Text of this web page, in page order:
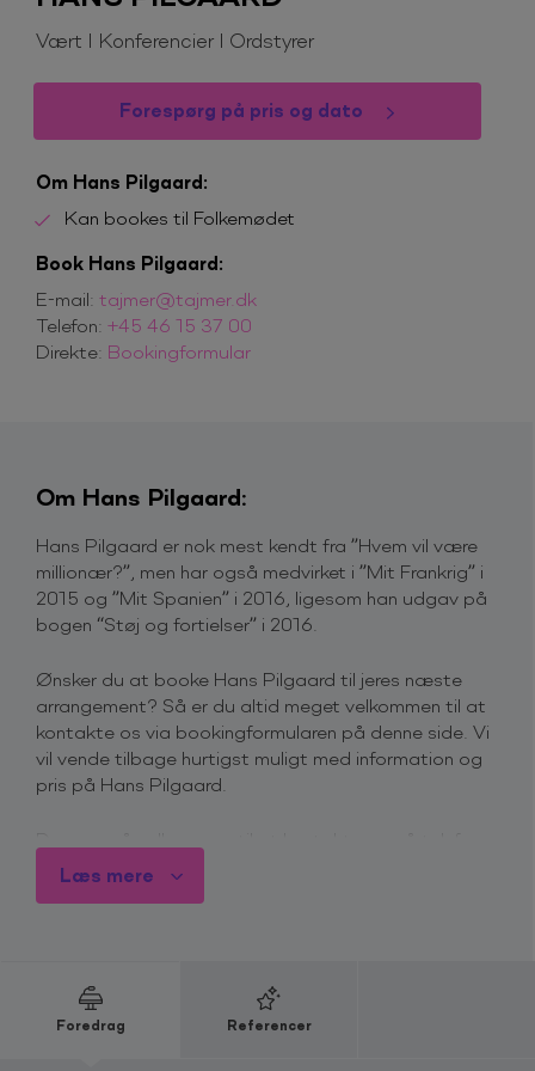
Vært I Konferencier I Ordstyrer
Forespørg på pris og dato
Om Hans Pilgaard:
Kan bookes til Folkemødet
Book Hans Pilgaard:
E-mail: tajmer@tajmer.dk
Telefon: +45 46 15 37 00
Direkte: Bookingformular
Om Hans Pilgaard:
Hans Pilgaard er nok mest kendt fra ”Hvem vil være
millionær?”, men har også medvirket i ”Mit Frankrig” i
2015 og ”Mit Spanien” i 2016, ligesom han udgav på
bogen “Støj og fortielser” i 2016.
Ønsker du at booke Hans Pilgaard til jeres næste
arrangement? Så er du altid meget velkommen til at
kontakte os via bookingformularen på denne side. Vi
vil vende tilbage hurtigst muligt med information og
pris på Hans Pilgaard.
+45 4615 3700
Pilgaard cementeret sig som en af Danmarks mest
populære journalister og studieværter. Han er kendt
Læs mere
Foredrag Referencer